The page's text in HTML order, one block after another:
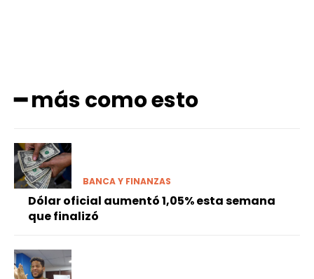
━ más como esto
BANCA Y FINANZAS
Dólar oficial aumentó 1,05% esta semana
que finalizó